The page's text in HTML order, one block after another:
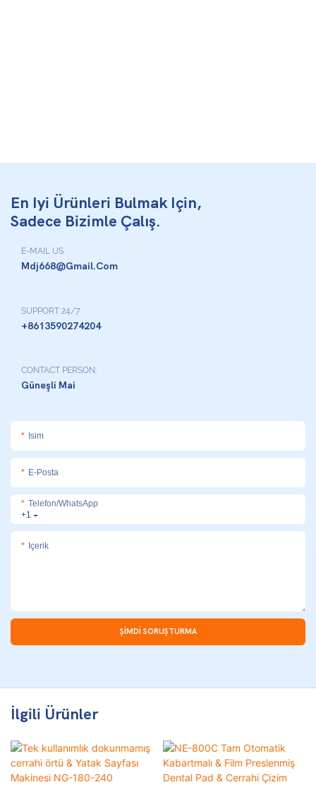
En Iyi Ürünleri Bulmak Için,
Sadece Bizimle Çalış.
E-MAIL US
Mdj668@gmail.com
SUPPORT 24/7
+8613590274204
CONTACT PERSON:
Güneşli Mai
Isim
E-Posta
+1
Telefon/WhatsApp
Içerik
ŞIMDI SORUŞTURMA
İlgili Ürünler